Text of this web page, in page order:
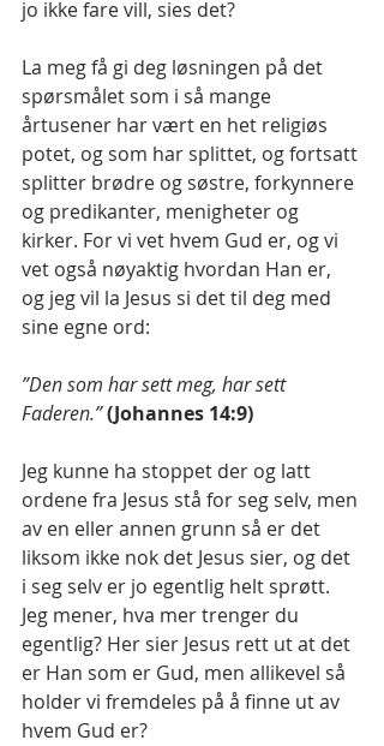
jo ikke fare vill, sies det?
La meg få gi deg løsningen på det
spørsmålet som i så mange
årtusener har vært en het religiøs
potet, og som har splittet, og fortsatt
splitter brødre og søstre, forkynnere
og predikanter, menigheter og
kirker. For vi vet hvem Gud er, og vi
vet også nøyaktig hvordan Han er,
og jeg vil la Jesus si det til deg med
sine egne ord:
”Den som har sett meg, har sett
Faderen.” (Johannes 14:9)
Jeg kunne ha stoppet der og latt
ordene fra Jesus stå for seg selv, men
av en eller annen grunn så er det
liksom ikke nok det Jesus sier, og det
i seg selv er jo egentlig helt sprøtt.
Jeg mener, hva mer trenger du
egentlig? Her sier Jesus rett ut at det
er Han som er Gud, men allikevel så
holder vi fremdeles på å finne ut av
hvem Gud er?